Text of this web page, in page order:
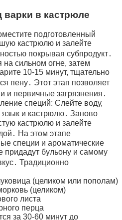
варки в кастрюле
подготовленный
кастрюлю и залейте
покрывая субпродукт․
сильном огне, затем
10-15 минут, тщательно
пену․ Этот этап позволяет
и первичные загрязнения․
специй: Слейте воду,
и кастрюлю․ Заново
кастрюлю и залейте
На этом этапе
специи и ароматические
придадут бульону и самому
Традиционно
(целиком или пополам)
(целиком)
листа
перца
за 30-60 минут до